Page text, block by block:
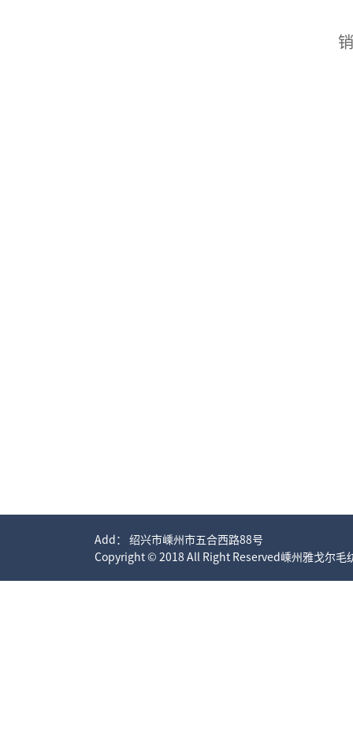
Add： 绍兴市嵊州市五合西路88号
Copyright © 2018 All Right Reserved嵊州雅戈尔毛